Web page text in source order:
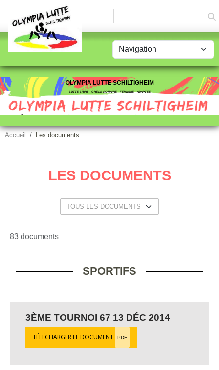
OLYMPIA LUTTE SCHILTIGHEIM
LUTTE LIBRE - GRÉCO-ROMAINE - FÉMININE - ADAPTÉE
Accueil Les documents
LES DOCUMENTS
83 documents
SPORTIFS
3ÈME TOURNOI 67 13 DÉC 2014
TÉLÉCHARGER LE DOCUMENT PDF
Panneau de gestion des cookies